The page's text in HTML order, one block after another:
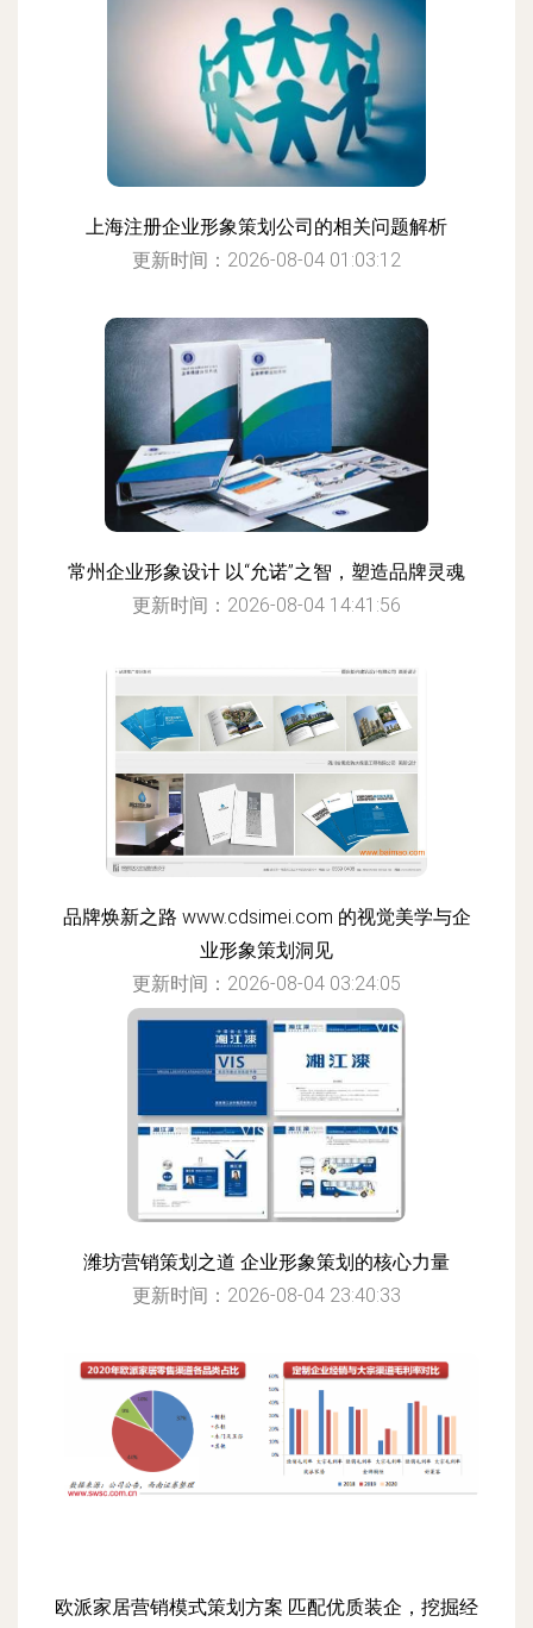
上海注册企业形象策划公司的相关问题解析
更新时间：2026-08-04 01:03:12
常州企业形象设计 以“允诺”之智，塑造品牌灵魂
更新时间：2026-08-04 14:41:56
品牌焕新之路 www.cdsimei.com 的视觉美学与企
业形象策划洞见
更新时间：2026-08-04 03:24:05
潍坊营销策划之道 企业形象策划的核心力量
更新时间：2026-08-04 23:40:33
欧派家居营销模式策划方案 匹配优质装企，挖掘经